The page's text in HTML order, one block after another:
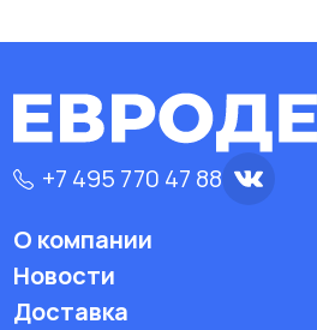
+7 495 770 47 88
О компании
Новости
Доставка